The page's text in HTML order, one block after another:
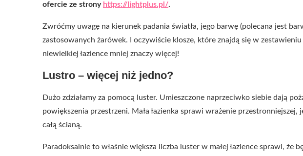
ofercie ze strony https://lightplus.pl/.
Zwróćmy uwagę na kierunek padania światła, jego barwę (polecana jest
zastosowanych żarówek. I oczywiście klosze, które znajdą się w
niewielkiej łazience mniej znaczy więcej!
Lustro – więcej niż jedno?
Dużo zdziałamy za pomocą luster. Umieszczone naprzeciwko siebie dają
powiększenia przestrzeni. Mała łazienka sprawi wrażenie
całą ścianą.
Paradoksalnie to właśnie większa liczba luster w małej łazience sprawi, że